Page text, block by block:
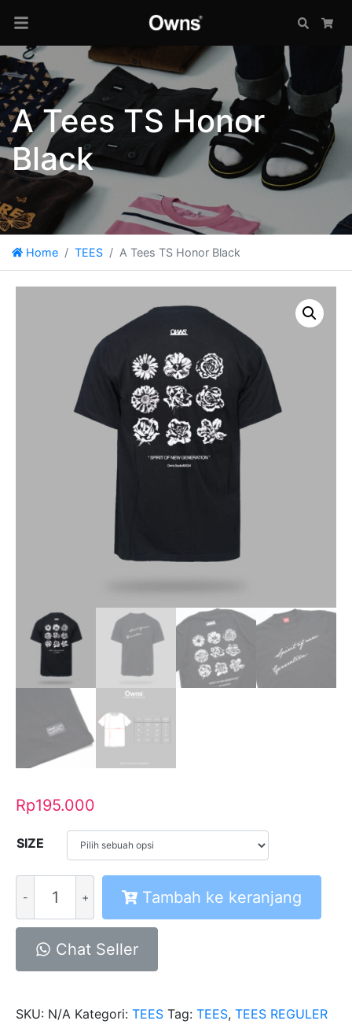
Search
A Tees TS Honor
Black
Home TEES A Tees TS Honor Black
Rp195.000
SIZE
Tees
Honor
Tambah ke keranjang
Chat Seller
SKU: N/A Kategori: TEES Tag: TEES, TEES REGULER